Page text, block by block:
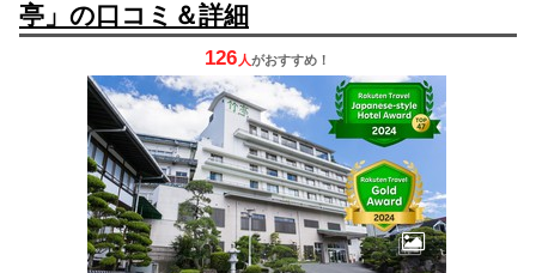
亭」の口コミ＆詳細
126 人がおすすめ！